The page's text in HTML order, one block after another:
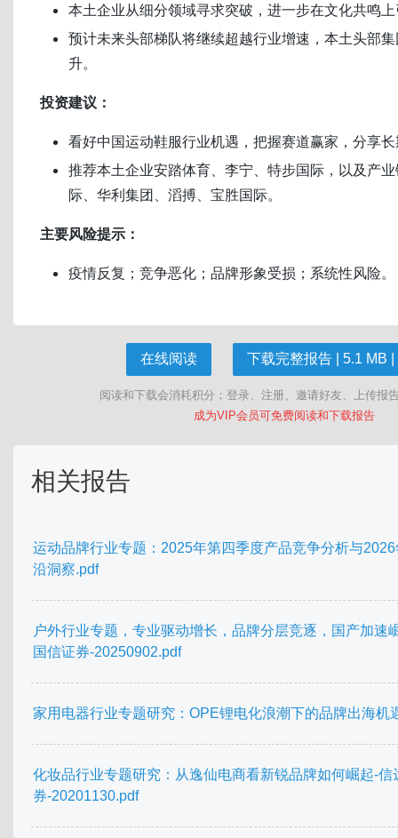
本土企业从细分领域寻求突破，进一步在文化共鸣
预计未来头部梯队将继续超越行业增速，本土头部
升。
投资建议：
看好中国运动鞋服行业机遇，把握赛道赢家，分享
推荐本土企业安踏体育、李宁、特步国际，以及产
际、华利集团、滔搏、宝胜国际。
主要风险提示：
疫情反复；竞争恶化；品牌形象受损；系统性风险。
在线阅读 下载完整报告 | 5.1 MB |
阅读和下载会消耗积分；登录、注册、邀请好友、上传报
成为VIP会员可免费阅读和下载报告
相关报告
运动品牌行业专题：2025年第四季度产品竞争分析与
沿洞察.pdf
户外行业专题，专业驱动增长，品牌分层竞逐，国产加速
国信证券-20250902.pdf
家用电器行业专题研究：OPE锂电化浪潮下的品牌出海机
化妆品行业专题研究：从逸仙电商看新锐品牌如何崛起-信
券-20201130.pdf